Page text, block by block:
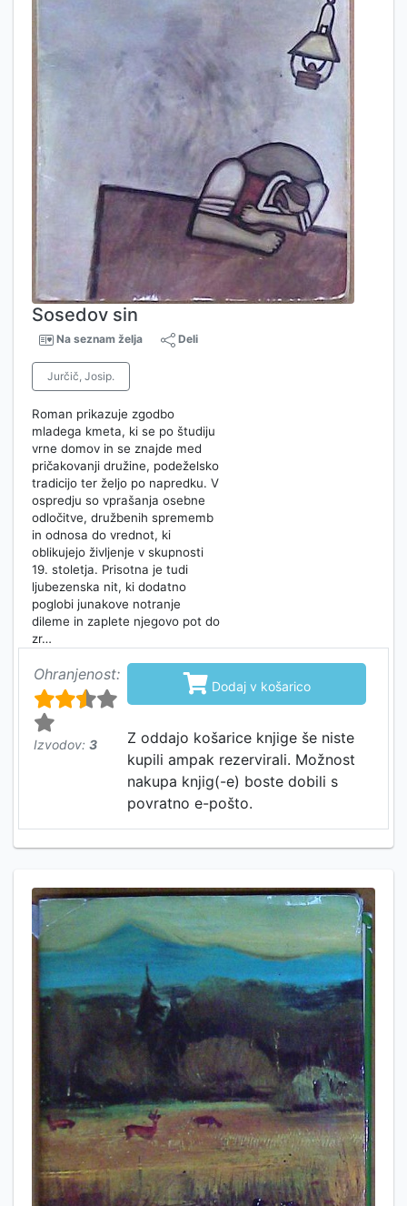
Sosedov sin
Na seznam želja Deli
Jurčič, Josip.
Roman prikazuje zgodbo
mladega kmeta, ki se po študiju
vrne domov in se znajde med
pričakovanji družine, podeželsko
tradicijo ter željo po napredku. V
ospredju so vprašanja osebne
odločitve, družbenih sprememb
in odnosa do vrednot, ki
oblikujejo življenje v skupnosti
19. stoletja. Prisotna je tudi
ljubezenska nit, ki dodatno
poglobi junakove notranje
dileme in zaplete njegovo pot do
zr…
Ohranjenost:
Izvodov: 3
 Dodaj v košarico
Z oddajo košarice knjige še niste
kupili ampak rezervirali. Možnost
nakupa knjig(-e) boste dobili s
povratno e-pošto.